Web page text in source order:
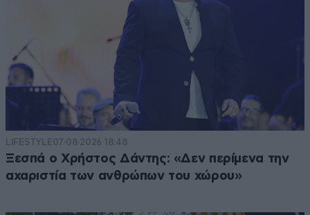
LIFESTYLE07·08·2026 18:48
Ξεσπά ο Χρήστος Δάντης: «Δεν περίμενα την
αχαριστία των ανθρώπων του χώρου»